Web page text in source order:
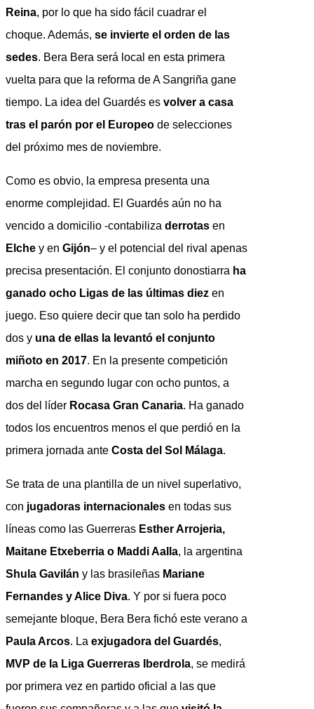
Reina, por lo que ha sido fácil cuadrar el
choque. Además, se invierte el orden de las
sedes. Bera Bera será local en esta primera
vuelta para que la reforma de A Sangriña gane
tiempo. La idea del Guardés es volver a casa
tras el parón por el Europeo de selecciones
del próximo mes de noviembre.
Como es obvio, la empresa presenta una
enorme complejidad. El Guardés aún no ha
vencido a domicilio -contabiliza derrotas en
Elche y en Gijón– y el potencial del rival apenas
precisa presentación. El conjunto donostiarra ha
ganado ocho Ligas de las últimas diez en
juego. Eso quiere decir que tan solo ha perdido
dos y una de ellas la levantó el conjunto
miñoto en 2017. En la presente competición
marcha en segundo lugar con ocho puntos, a
dos del líder Rocasa Gran Canaria. Ha ganado
todos los encuentros menos el que perdió en la
primera jornada ante Costa del Sol Málaga.
Se trata de una plantilla de un nivel superlativo,
con jugadoras internacionales en todas sus
líneas como las Guerreras Esther Arrojeria,
Maitane Etxeberria o Maddi Aalla, la argentina
Shula Gavilán y las brasileñas Mariane
Fernandes y Alice Diva. Y por si fuera poco
semejante bloque, Bera Bera fichó este verano a
Paula Arcos. La exjugadora del Guardés,
MVP de la Liga Guerreras Iberdrola, se medirá
por primera vez en partido oficial a las que